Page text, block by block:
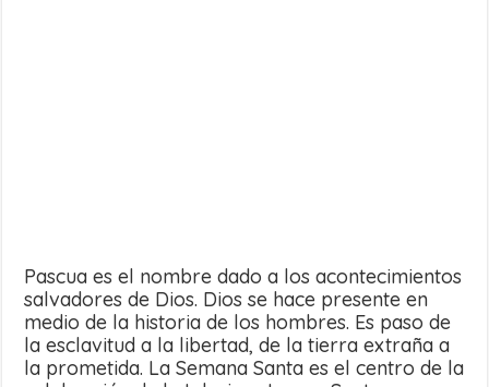
Pascua es el nombre dado a los acontecimientos
salvadores de Dios. Dios se hace presente en
medio de la historia de los hombres. Es paso de
la esclavitud a la libertad, de la tierra extraña a
la prometida. La Semana Santa es el centro de la